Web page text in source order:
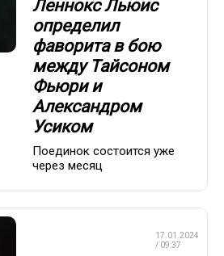
Леннокс Льюис
определил
фаворита в бою
между Тайсоном
Фьюри и
Александром
Усиком
Поединок состоится уже
через месяц
17.01.2024
/ 09:37